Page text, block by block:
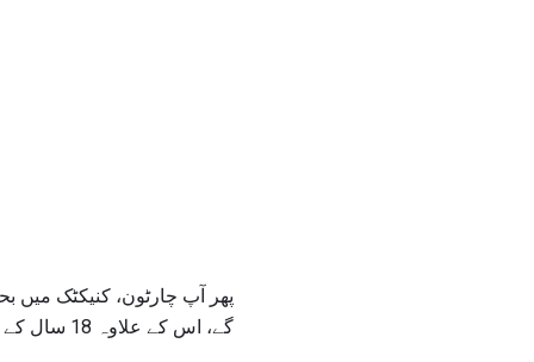
پھر آپ چارٹون، کنیکٹک میں
گے، اس کے علاوہ 18 سال کے بعد آبدوز سیکھنے کے مرکز میں گریٹن میں بھی.